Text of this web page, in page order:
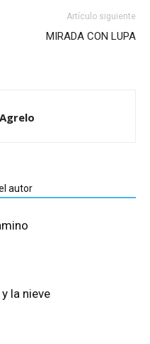
Artículo siguiente
MIRADA CON LUPA
autor
la nieve